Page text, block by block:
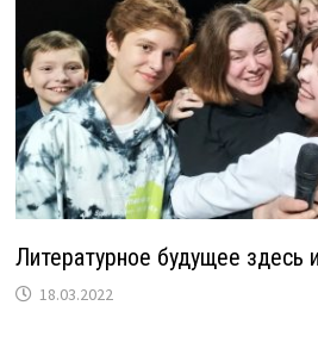
Литературное будущее здесь
18.03.2022